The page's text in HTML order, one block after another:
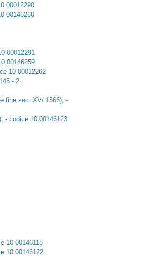
00012290
00146260
00012291
00146259
10 00012262
- 2
fine sec. XV/ 1566), -
- codice 10 00146123
10 00146118
10 00146122